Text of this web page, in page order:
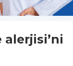
alerjisi’ni